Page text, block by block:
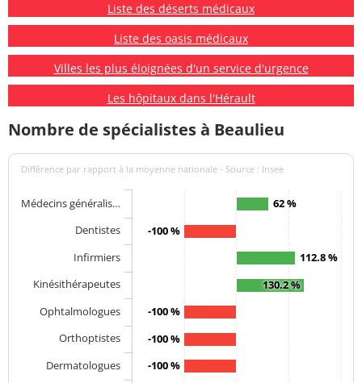
Liste des déserts médicaux
Liste des oasis médicaux
Villes les plus éloignées d'un service d'urgence
Les hôpitaux dans l'Hérault
Nombre de spécialistes à Beaulieu
Différence par rapport à la moyenne nationale - Source : Insee
62 %
-100 %
112.8 %
130.2 %
-100 %
-100 %
-100 %
Médecins généralis…
Dentistes
Infirmiers
Kinésithérapeutes
Ophtalmologues
Orthoptistes
Dermatologues